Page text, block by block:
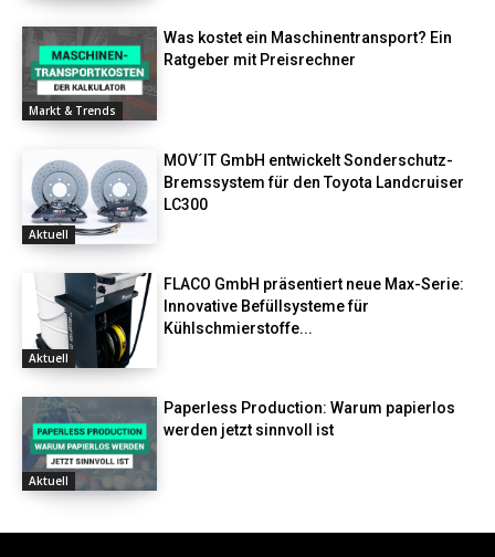
Markt & Trends
Was kostet ein Maschinentransport? Ein
Ratgeber mit Preisrechner
Aktuell
MOV´IT GmbH entwickelt Sonderschutz-
Bremssystem für den Toyota Landcruiser
LC300
Aktuell
FLACO GmbH präsentiert neue Max-Serie:
Innovative Befüllsysteme für
Kühlschmierstoffe...
Aktuell
Paperless Production: Warum papierlos
werden jetzt sinnvoll ist